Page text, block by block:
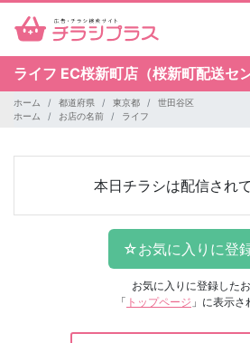
ライフ EC桜新町店（桜新町配送セ
ホーム 都道府県 東京都
世田谷区
ホーム
お店の名前 ライフ
本日チラシは配信され
お気に入りに登録した
「 トップページ 」に表示さ